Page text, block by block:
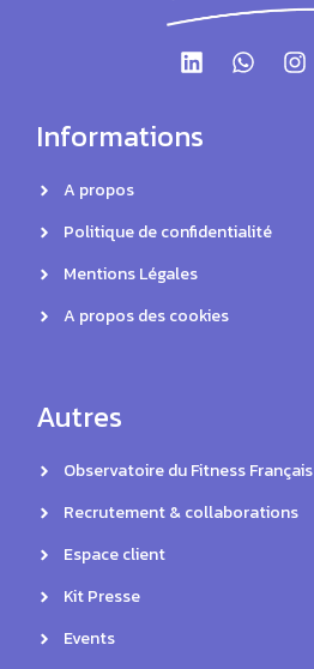
Informations
A propos
Politique de confidentialité
Mentions Légales
A propos des cookies
Autres
Observatoire du Fitness Français
Recrutement & collaborations
Espace client
Kit Presse
Events